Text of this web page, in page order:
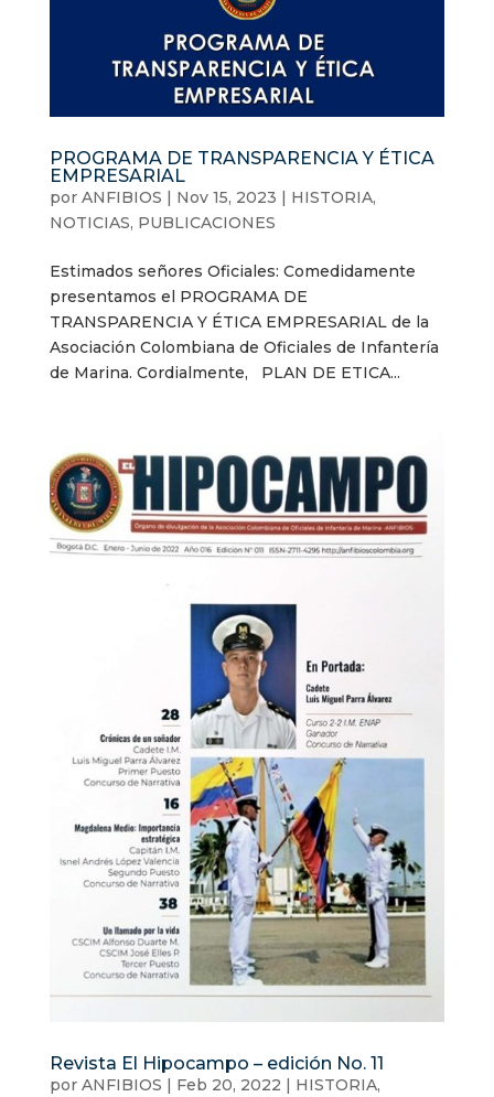
PROGRAMA DE TRANSPARENCIA Y ÉTICA
EMPRESARIAL
por ANFIBIOS Nov 15, 2023 HISTORIA,
NOTICIAS, PUBLICACIONES
Estimados señores Oficiales: Comedidamente
presentamos el PROGRAMA DE
TRANSPARENCIA Y ÉTICA EMPRESARIAL de la
Asociación Colombiana de Oficiales de Infantería
de Marina. Cordialmente, PLAN DE ETICA...
Revista El Hipocampo – edición No. 11
por ANFIBIOS | Feb 20, 2022 | HISTORIA,